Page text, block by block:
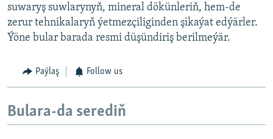
suwaryş suwlarynyň, mineral dökünleriň, hem-de
zerur tehnikalaryň ýetmezçiliginden şikaýat edýärler.
Ýöne bular barada resmi düşündiriş berilmeýär.
Paýlaş Follow us
Bulara-da serediň